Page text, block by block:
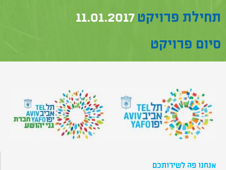
תחילת פרויקט 11.01.2017
סיום פרויקט
אנחנו פה לשירותכם